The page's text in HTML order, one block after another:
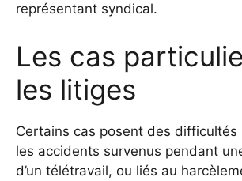
représentant syndical.
Les cas
les litiges
Certains cas posent des difficultés
les accidents survenus pendant
d’un télétravail, ou liés au